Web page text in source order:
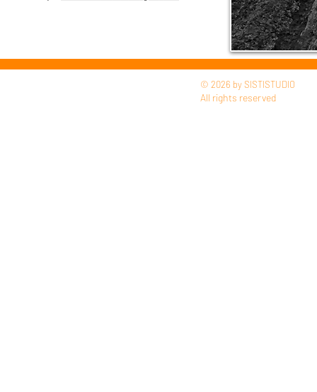
© 2026 by SISTISTUDIO
All rights reserved